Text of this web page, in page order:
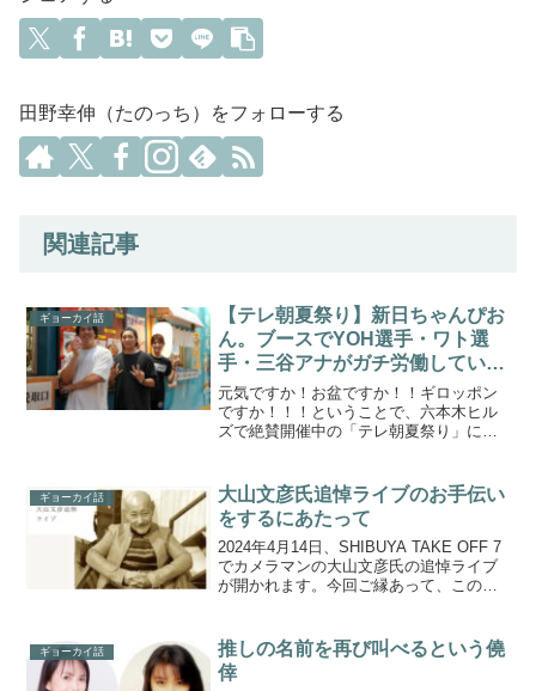
田野幸伸（たのっち）をフォローする
関連記事
ギョーカイ話
【テレ朝夏祭り】新日ちゃんぴお
ん。ブースでYOH選手・ワト選
手・三谷アナがガチ労働していた
件
元気ですか！お盆ですか！！ギロッポン
ですか！！！ということで、六本木ヒル
ズで絶賛開催中の「テレ朝夏祭り」に行
フードコートへ。ここでは、テレ朝の深
夜番組「新日ちゃんぴおん...
ギョーカイ話
大山文彦氏追悼ライブのお手伝い
をするにあたって
2024年4月14日、SHIBUYA TAKE OFF 7
でカメラマンの大山文彦氏の追悼ライブ
が開かれます。今回ご縁あって、このラ
ギョーカイ話
推しの名前を再び叫べるという僥
倖